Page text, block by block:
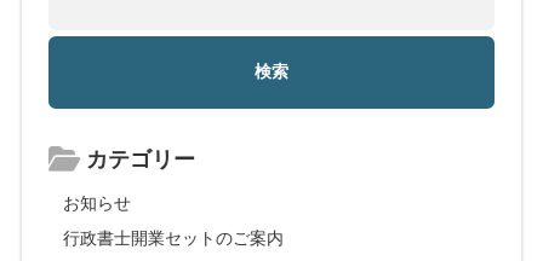
カテゴリー
お知らせ
行政書士開業セットのご案内